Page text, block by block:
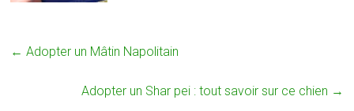
← Adopter un Mâtin Napolitain
Adopter un Shar pei : tout savoir sur ce chien →